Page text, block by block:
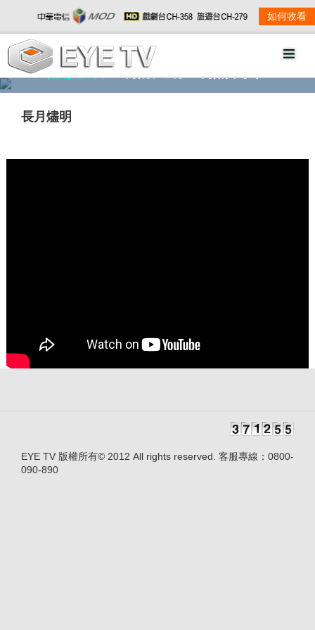
如何收看
精彩影音 劇情大綱
長月燼明
EYE TV 版權所有© 2012 All rights reserved. 客服專線：0800-
090-890